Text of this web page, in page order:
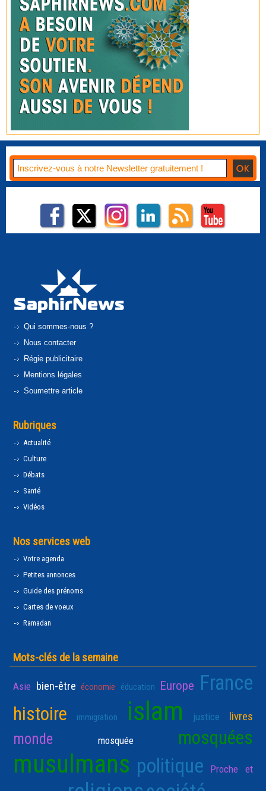
Qui sommes-nous ?
Nous contacter
Régie publicitaire
Mentions légales
Soumettre article
Rubriques
Actualité
Culture
Débats
Santé
Vidéos
Nos services web
Votre agenda
Petites annonces
Guide des prénoms
Cartes de voeux
Ramadan
Mots-clés de la semaine
Asie bien-être économie éducation Europe France
histoire immigration islam justice livres
monde mosquée mosquées
musulmans politique Proche et